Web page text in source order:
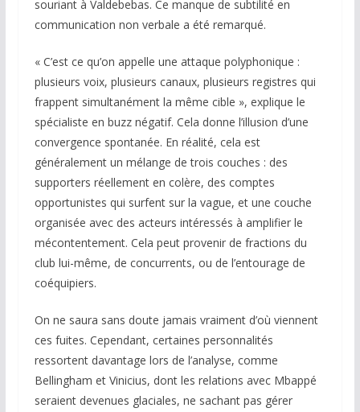
souriant à Valdebebas. Ce manque de subtilité en
communication non verbale a été remarqué.
« C’est ce qu’on appelle une attaque polyphonique :
plusieurs voix, plusieurs canaux, plusieurs registres qui
frappent simultanément la même cible », explique le
spécialiste en buzz négatif. Cela donne l’illusion d’une
convergence spontanée. En réalité, cela est
généralement un mélange de trois couches : des
supporters réellement en colère, des comptes
opportunistes qui surfent sur la vague, et une couche
organisée avec des acteurs intéressés à amplifier le
mécontentement. Cela peut provenir de fractions du
club lui-même, de concurrents, ou de l’entourage de
coéquipiers.
On ne saura sans doute jamais vraiment d’où viennent
ces fuites. Cependant, certaines personnalités
ressortent davantage lors de l’analyse, comme
Bellingham et Vinicius, dont les relations avec Mbappé
seraient devenues glaciales, ne sachant pas gérer